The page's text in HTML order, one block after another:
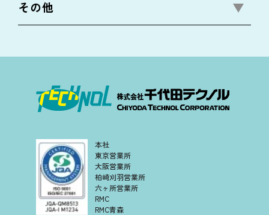
その他
本社
東京営業所
大阪営業所
柏崎刈羽営業所
六ヶ所営業所
RMC
RMC青森